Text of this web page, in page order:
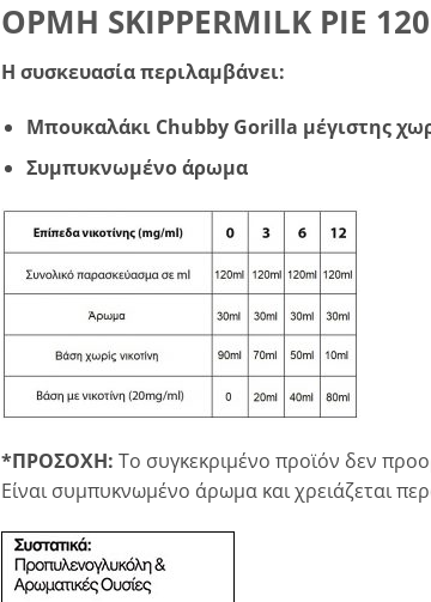
OPMH SKIPPERMILK PIE
Η συσκευασία περιλαμβάνει:
Μπουκαλάκι Chubby Gorilla μέγιστης
Συμπυκνωμένο άρωμα
*ΠΡΟΣΟΧΗ: Το συγκεκριμένο προϊόν δεν
Είναι συμπυκνωμένο άρωμα και χρειάζεται